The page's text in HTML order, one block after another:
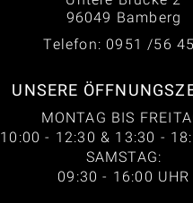
96049 Bamberg
Telefon: 0951 /56
UNSERE
MONTAG BIS
10:00 - 12:30 & 13:30 -
SAMSTAG:
09:30 - 16:00 UHR